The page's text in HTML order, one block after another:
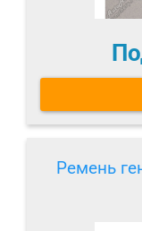
Ремень